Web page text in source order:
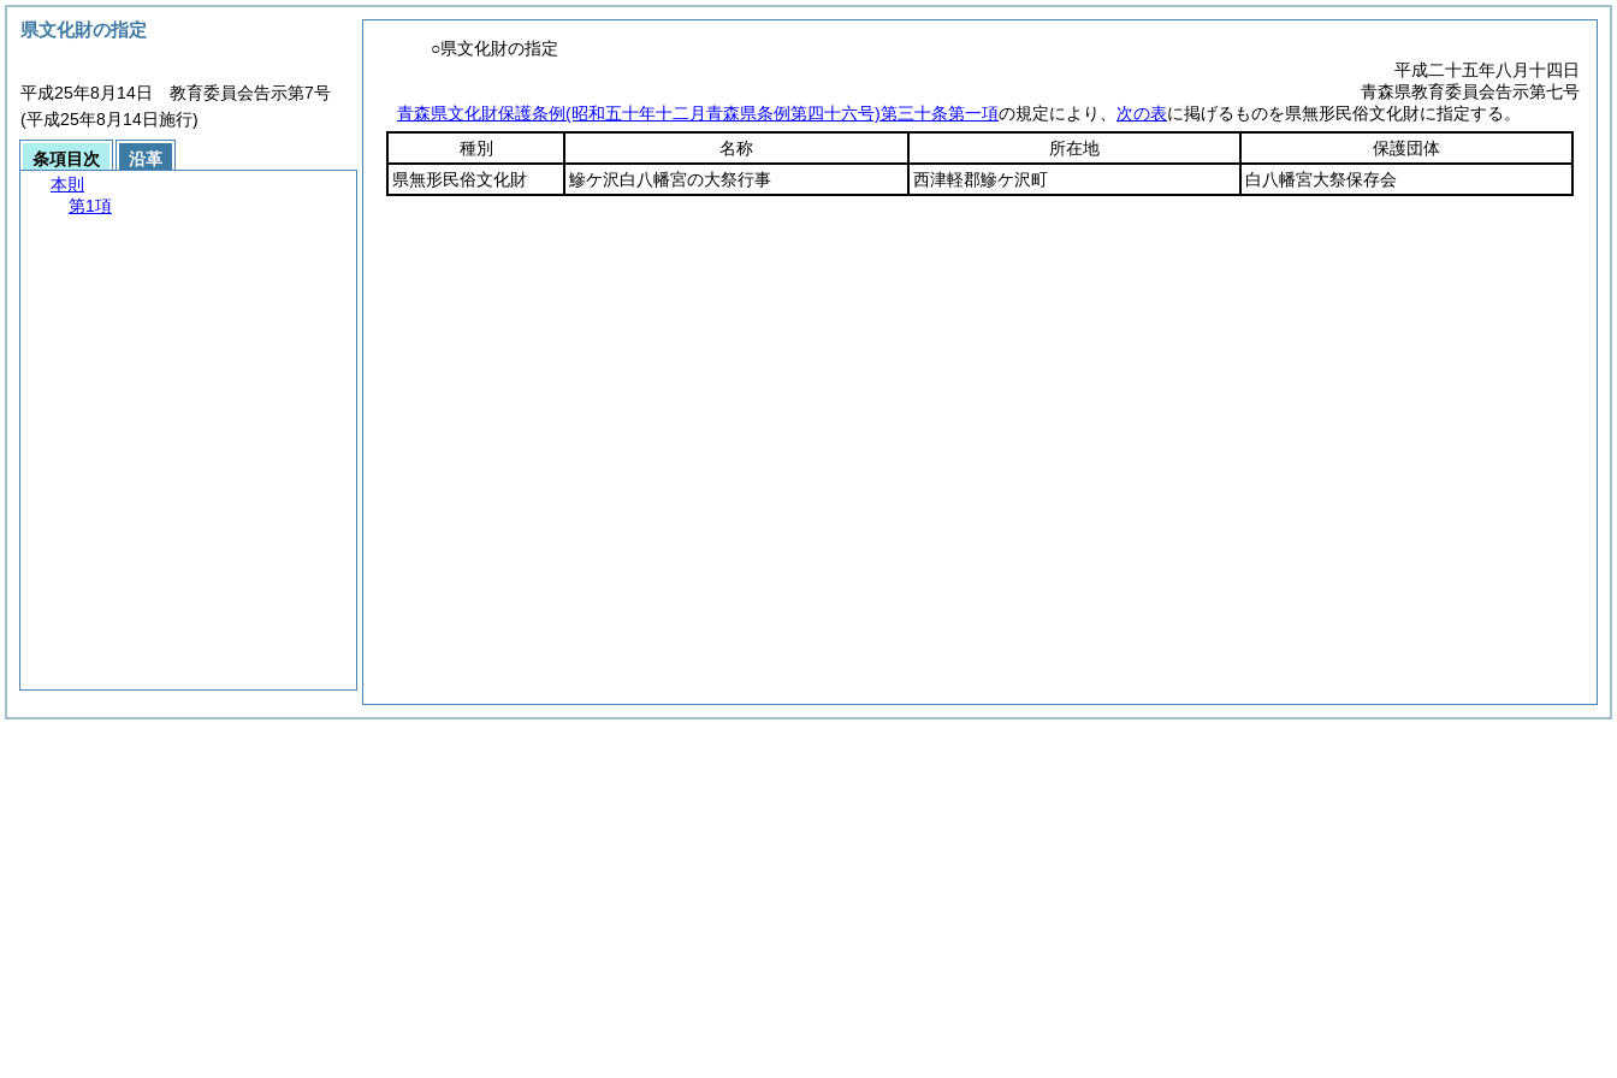
○県文化財の指定
平成二十五年八月十四日
青森県教育委員会告示第七号
青森県文化財保護条例(昭和五十年十二月青森県条例第四十六号)第三十条第一項の規定により、 次の表に掲げるものを県無形民俗文化財に指定する。
種別
名称 所在地
保護団体
県無形民俗文化財
鰺ケ沢白八幡宮の大祭行事 西津軽郡鰺ケ沢町 白八幡宮大祭保存会
県文化財の指定
平成25年8月14日 教育委員会告示第7号
(平成25年8月14日施行)
条項目次
沿革
本則
第1項